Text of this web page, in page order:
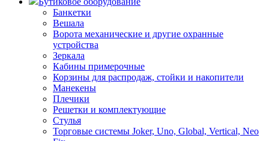
Банкетки
Вешала
Ворота механические и другие охранные
устройства
Зеркала
Кабины примерочные
Корзины для распродаж, стойки и накопители
Манекены
Плечики
Решетки и комплектующие
Стулья
Торговые системы Joker, Uno, Global, Vertical, Neo